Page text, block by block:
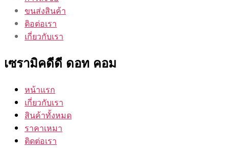
ขนส่งสินค้า
ติอต่อเรา
เกี่ยวกับเรา
เซรามิคดีดี ดอท คอม
หน้าแรก
เกี่ยวกับเรา
สินค้าทั้งหมด
ราคาเหมา
ติดต่อเรา